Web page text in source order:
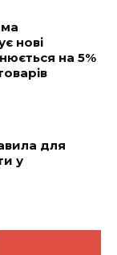
нові
на 5%
для
у